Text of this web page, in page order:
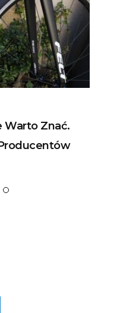
Warto Znać.